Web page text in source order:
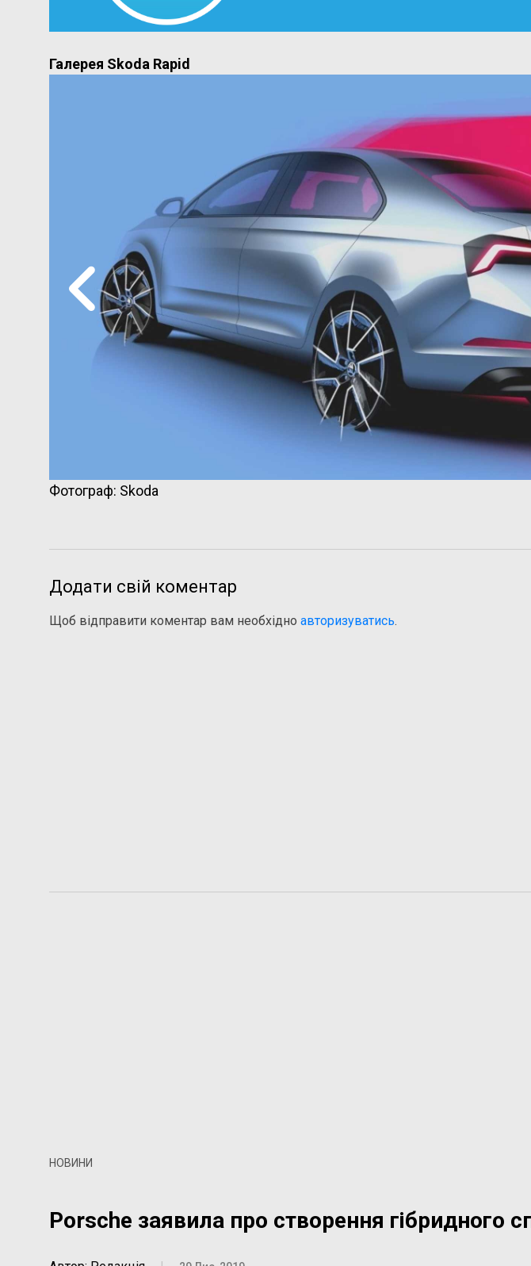
Галерея Skoda Rapid
Фотограф: Skoda
Додати свій коментар
Щоб відправити коментар вам необхідно авторизуватись.
НОВИНИ
Porsche заявила про створення гібридного